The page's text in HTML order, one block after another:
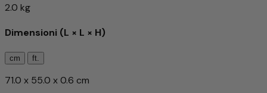
2.0 kg
Dimensioni (L × L × H)
cm ft.
71.0 x 55.0 x 0.6 cm